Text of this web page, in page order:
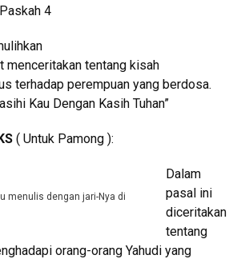
4
menceritakan tentang kisah
terhadap perempuan yang berdosa.
Kau Dengan Kasih Tuhan”
( Untuk Pamong ):
menulis dengan jari-Nya di
Dalam
pasal ini
diceritakan
tentang
orang-orang Yahudi yang